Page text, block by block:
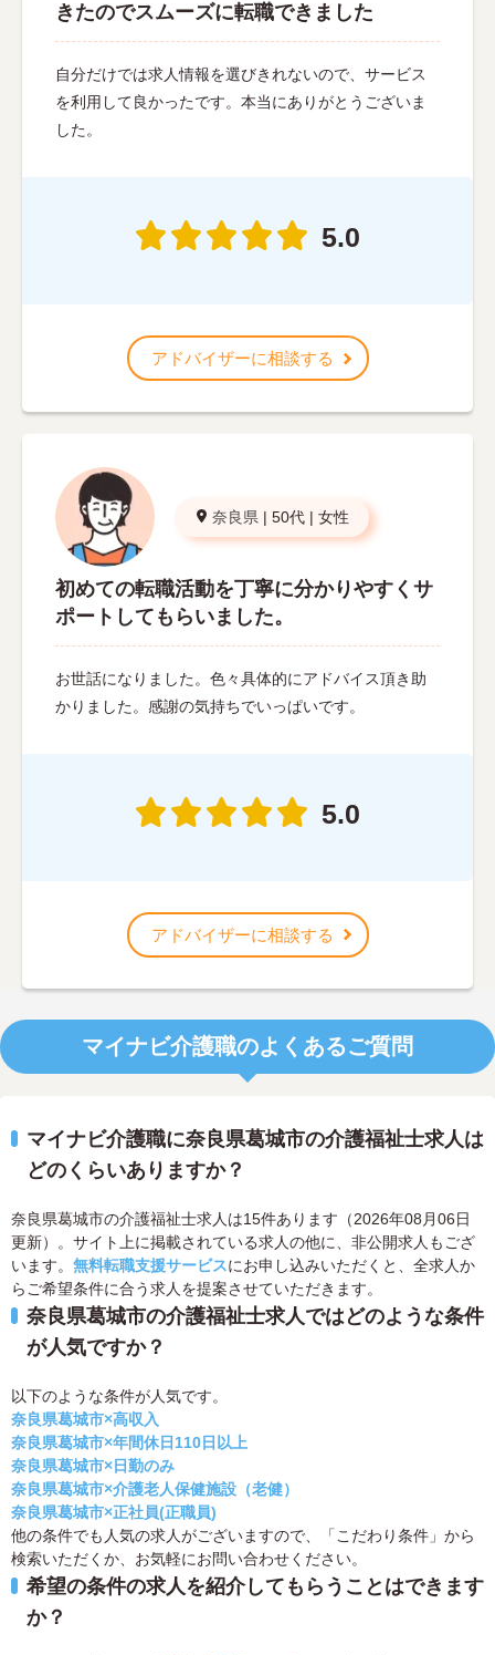
きたのでスムーズに転職できました
自分だけでは求人情報を選びきれないので、サービス
を利用して良かったです。本当にありがとうございま
した。
5.0
アドバイザーに相談する
奈良県 | 50代 | 女性
初めての転職活動を丁寧に分かりやすくサ
ポートしてもらいました。
お世話になりました。色々具体的にアドバイス頂き助
かりました。感謝の気持ちでいっぱいです。
5.0
アドバイザーに相談する
マイナビ介護職のよくあるご質問
マイナビ介護職に奈良県葛城市の介護福祉士求人は
どのくらいありますか？
奈良県葛城市の介護福祉士求人は15件あります（2026年08月06日
更新）。サイト上に掲載されている求人の他に、非公開求人もござ
います。 無料転職支援サービスにお申し込みいただくと、全求人か
らご希望条件に合う求人を提案させていただきます。
奈良県葛城市の介護福祉士求人ではどのような条件
が人気ですか？
以下のような条件が人気です。
奈良県葛城市×高収入
奈良県葛城市×年間休日110日以上
奈良県葛城市×日勤のみ
奈良県葛城市×介護老人保健施設（老健）
奈良県葛城市×正社員(正職員)
他の条件でも人気の求人がございますので、「こだわり条件」から
検索いただくか、お気軽にお問い合わせください。
希望の条件の求人を紹介してもらうことはできます
か？